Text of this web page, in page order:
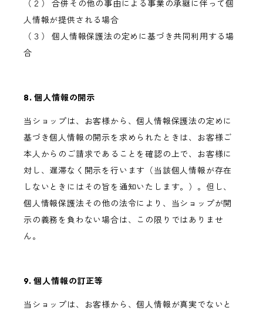
（２） 合併その他の事由による事業の承継に伴って個
人情報が提供される場合
（３） 個人情報保護法の定めに基づき共同利用する場
合
8. 個人情報の開示
当ショップは、お客様から、個人情報保護法の定めに
基づき個人情報の開示を求められたときは、お客様ご
本人からのご請求であることを確認の上で、お客様に
対し、遅滞なく開示を行います（当該個人情報が存在
しないときにはその旨を通知いたします。）。但し、
個人情報保護法その他の法令により、当ショップが開
示の義務を負わない場合は、この限りではありませ
ん。
9. 個人情報の訂正等
当ショップは、お客様から、個人情報が真実でないと